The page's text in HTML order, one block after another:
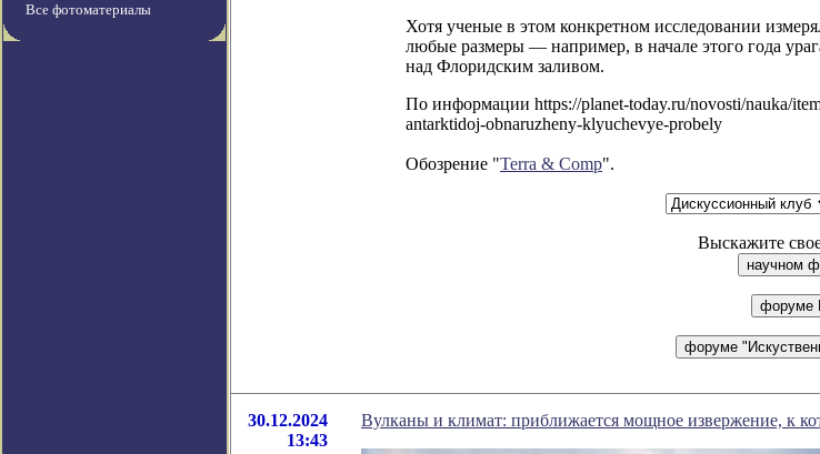
Все фотоматериалы
Хотя ученые в этом конкретном исследовании
любые размеры — например, в начале этого года
над Флоридским заливом.
По информации https://planet-today.ru/novosti/nauka/
antarktidoj-obnaruzheny-klyuchevye-probely
Обозрение "Terra & Comp".
Выскажите
30.12.2024
13:43
Вулканы и климат: приближается мощное извержение, к